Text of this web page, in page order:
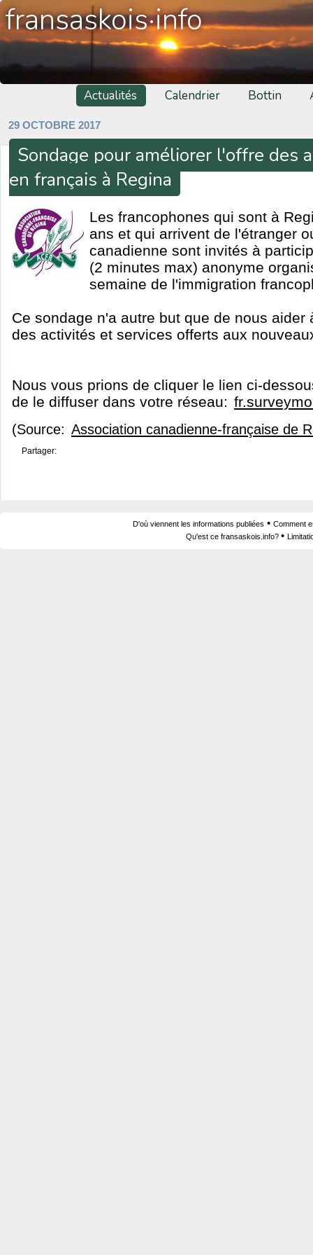
fransaskois·info
Actualités Calendrier Bottin
29 OCTOBRE 2017
Sondage pour améliorer l'offre des
en français à Regina
Les francophones qui sont à
ans et qui arrivent de l'étranger
canadienne sont invités à
(2 minutes max) anonyme
semaine de l'immigration
Ce sondage n'a autre but que de nous aider
des activités et services offerts aux
Nous vous prions de cliquer le lien ci-
de le diffuser dans votre réseau:
(Source: Association canadienne-française de
Partager:
D'où viennent les informations publiées • Comment
Qu'est ce fransaskois.info? •